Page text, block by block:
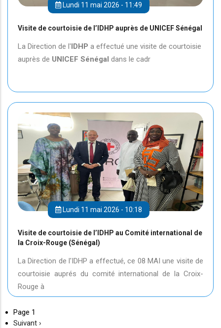
Lundi 11 mai 2026 - 11:49
Visite de courtoisie de l’IDHP auprès de UNICEF Sénégal
La Direction de l'IDHP a effectué une visite de courtoisie
auprès de UNICEF Sénégal dans le cadr
Lundi 11 mai 2026 - 10:18
Visite de courtoisie de l’IDHP au Comité international de
la Croix-Rouge (Sénégal)
La Direction de l'IDHP a effectué, ce 08 MAI une visite de
courtoisie auprés du comité international de la Croix-
Rouge à
Page 1
Page
Suivant ›